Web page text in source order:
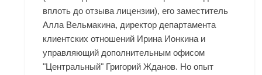
вплоть до отзыва лицензии), его заместитель
Алла Вельмакина, директор департамента
клиентских отношений Ирина Ионкина и
управляющий дополнительным офисом
"Центральный" Григорий Жданов. Но опыт